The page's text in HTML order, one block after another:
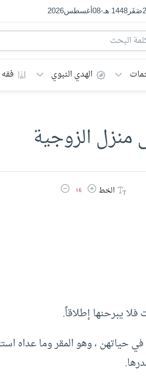
صَفَر1448 هـ -
08أغسطس2026
الهدي النبوي
منزل الزوجية
الخطزيادة حجم الخط
16 تقليل حجم الخط
يبرحنها إطلاقاً.
حياتهن ، وهو المقر وما عداه